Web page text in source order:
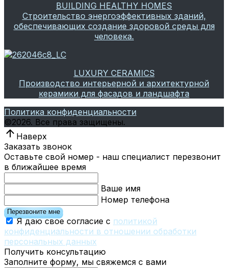
BUILDING HEALTHY HOMES
Строительство энергоэффективных зданий,
обеспечивающих создание здоровой среды для
человека.
LUXURY CERAMICS
Производство интерьерной и архитектурной
керамики для фасадов и ландшафта
Политика конфиденциальности
©2026. Все права защищены.
Наверх
Заказать звонок
Оставьте свой номер - наш специалист перезвонит
в ближайшее время
Ваше имя
Номер телефона
Перезвоните мне
Я даю свое согласие с политикой
конфиденциальности в отношении обработки
персональных данных
Получить консультацию
Заполните форму, мы свяжемся с вами